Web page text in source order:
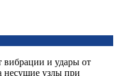
вибрации и удары от
несущие узлы при